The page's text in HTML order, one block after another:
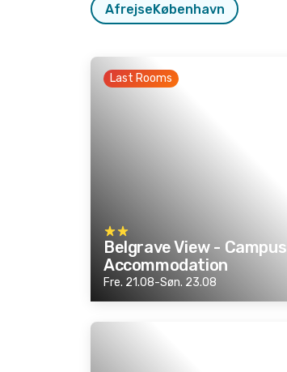
AfrejseKøbenhavn
Last Rooms
Belgrave View - Campus
Accommodation
Fre. 21.08-Søn. 23.08